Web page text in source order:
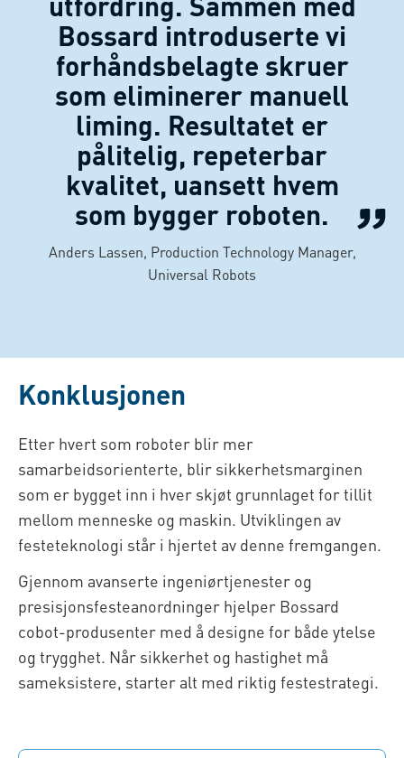
Bossard introduserte vi
forhåndsbelagte skruer
som eliminerer manuell
liming. Resultatet er
pålitelig, repeterbar
kvalitet, uansett hvem
som bygger roboten.
Anders Lassen, Production Technology Manager,
Universal Robots
Konklusjonen
Etter hvert som roboter blir mer
samarbeidsorienterte, blir sikkerhetsmarginen
som er bygget inn i hver skjøt grunnlaget for tillit
mellom menneske og maskin. Utviklingen av
festeteknologi står i hjertet av denne fremgangen.
Gjennom avanserte ingeniørtjenester og
presisjonsfesteanordninger hjelper Bossard
cobot-produsenter med å designe for både ytelse
og trygghet. Når sikkerhet og hastighet må
sameksistere, starter alt med riktig festestrategi.